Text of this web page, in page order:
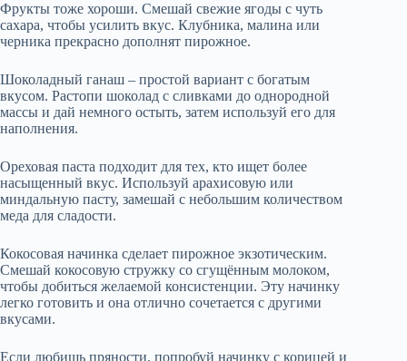
Фрукты тоже хороши. Смешай свежие ягоды с чуть
сахара, чтобы усилить вкус. Клубника, малина или
черника прекрасно дополнят пирожное.
Шоколадный ганаш – простой вариант с богатым
вкусом. Растопи шоколад с сливками до однородной
массы и дай немного остыть, затем используй его для
наполнения.
Ореховая паста подходит для тех, кто ищет более
насыщенный вкус. Используй арахисовую или
миндальную пасту, замешай с небольшим количеством
меда для сладости.
Кокосовая начинка сделает пирожное экзотическим.
Смешай кокосовую стружку со сгущённым молоком,
чтобы добиться желаемой консистенции. Эту начинку
легко готовить и она отлично сочетается с другими
вкусами.
Если любишь пряности, попробуй начинку с корицей и